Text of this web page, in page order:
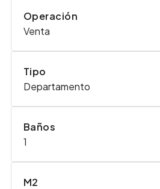
Operación
Venta
Tipo
Departamento
Baños
1
M2